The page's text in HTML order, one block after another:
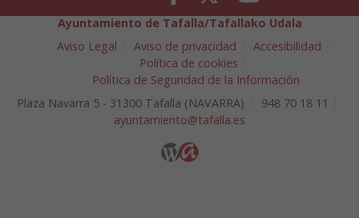
Ayuntamiento de Tafalla/Tafallako Udala
Aviso Legal
Aviso de privacidad
Accesibilidad
Política de cookies
Política de Seguridad de la Información
Plaza Navarra 5 - 31300 Tafalla (NAVARRA)
948 70 18 11
ayuntamiento@tafalla.es